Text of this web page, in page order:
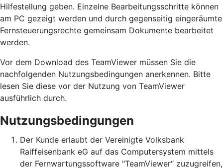
Hilfestellung geben. Einzelne Bearbeitungsschritte können
am PC gezeigt werden und durch gegenseitig eingeräumte
Fernsteuerungsrechte gemeinsam Dokumente bearbeitet
werden.
Vor dem Download des TeamViewer müssen Sie die
nachfolgenden Nutzungsbedingungen anerkennen. Bitte
lesen Sie diese vor der Nutzung von TeamViewer
ausführlich durch.
Nutzungsbedingungen
Der Kunde erlaubt der Vereinigte Volksbank
Raiffeisenbank eG auf das Computersystem mittels
der Fernwartungssoftware "TeamViewer“ zuzugreifen,